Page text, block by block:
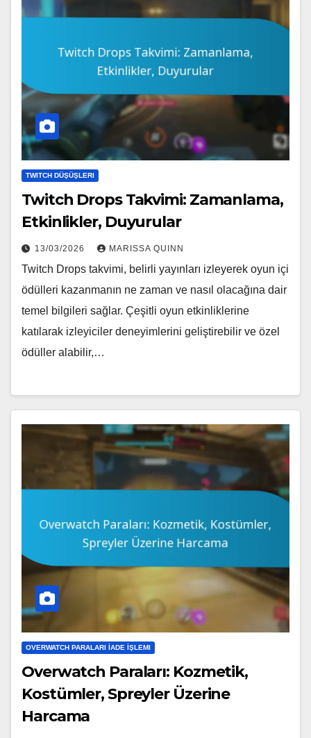
TWITCH DÜŞÜŞLERI
Twitch Drops Takvimi: Zamanlama,
Etkinlikler, Duyurular
13/03/2026 MARISSA QUINN
Twitch Drops takvimi, belirli yayınları izleyerek oyun içi
ödülleri kazanmanın ne zaman ve nasıl olacağına dair
temel bilgileri sağlar. Çeşitli oyun etkinliklerine
katılarak izleyiciler deneyimlerini geliştirebilir ve özel
ödüller alabilir,…
OVERWATCH PARALARI İADE İŞLEMI
Overwatch Paraları: Kozmetik,
Kostümler, Spreyler Üzerine
Harcama